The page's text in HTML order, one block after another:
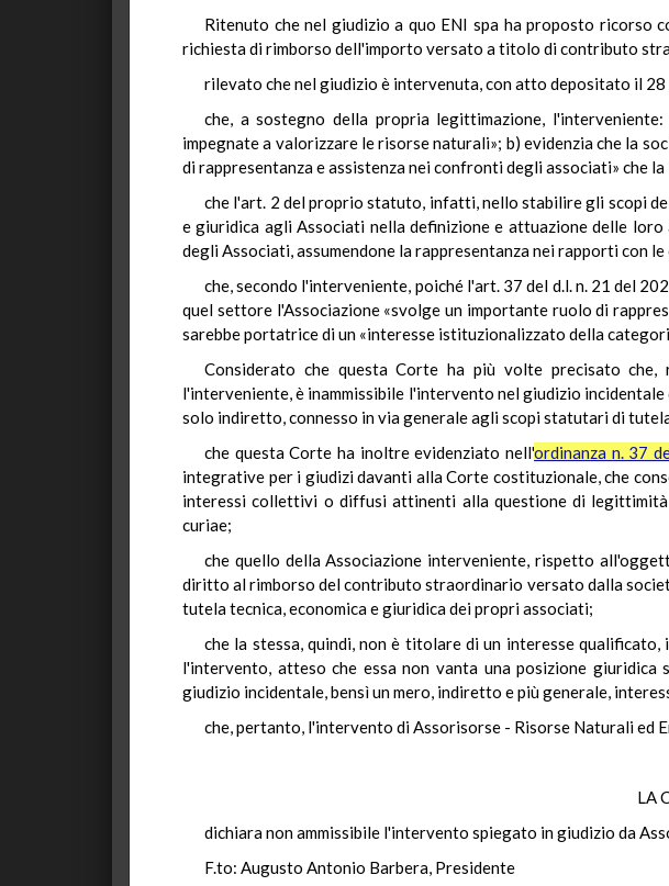
Ritenuto che nel giudizio a quo ENI spa ha proposto
richiesta di rimborso dell'importo versato a titolo di contributo
rilevato che nel giudizio è intervenuta, con atto depositato il
che, a sostegno della propria legittimazione,
impegnate a valorizzare le risorse naturali»; b) evidenzia che la
di rappresentanza e assistenza nei confronti degli associati» che
che l'art. 2 del proprio statuto, infatti, nello stabilire gli scopi
e giuridica agli Associati nella definizione e attuazione delle
degli Associati, assumendone la rappresentanza nei rapporti con
che, secondo l'interveniente, poiché l'art. 37 del d.l. n. 21 del
quel settore l'Associazione «svolge un importante ruolo di
sarebbe portatrice di un «interesse istituzionalizzato della
Considerato che questa Corte ha più volte precisato
l'interveniente, è inammissibile l'intervento nel giudizio
solo indiretto, connesso in via generale agli scopi statutari di
che questa Corte ha inoltre evidenziato nell'ordinanza n. 37
integrative per i giudizi davanti alla Corte costituzionale, che
interessi collettivi o diffusi attinenti alla questione di
curiae;
che quello della Associazione interveniente, rispetto
diritto al rimborso del contributo straordinario versato dalla
tutela tecnica, economica e giuridica dei propri associati;
che la stessa, quindi, non è titolare di un interesse
l'intervento, atteso che essa non vanta una posizione giuridica
giudizio incidentale, bensì un mero, indiretto e più generale,
che, pertanto, l'intervento di Assorisorse - Risorse Naturali ed
LA
dichiara non ammissibile l'intervento spiegato in giudizio da
F.to: Augusto Antonio Barbera, Presidente